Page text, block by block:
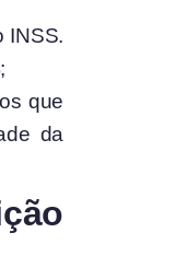
INSS.
que
da